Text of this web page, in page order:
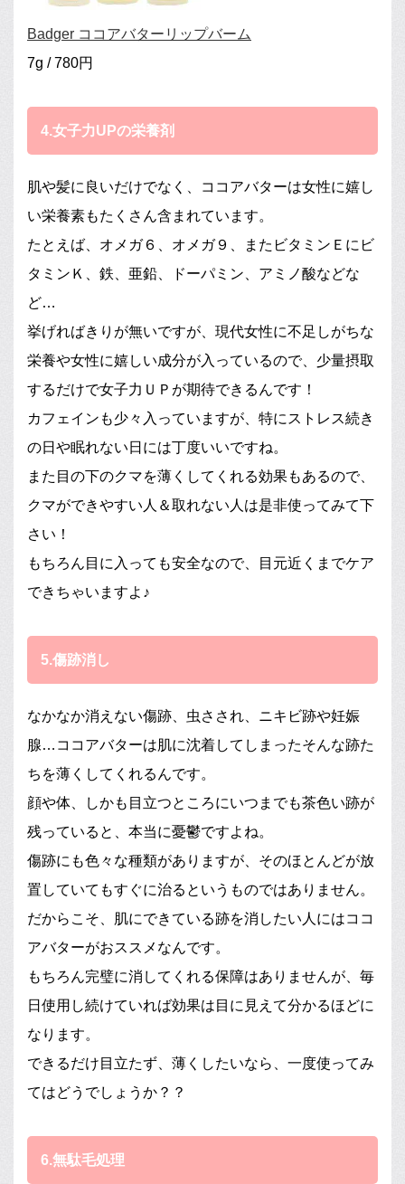
Badger ココアバターリップバーム
7g / 780円
4.女子力UPの栄養剤
肌や髪に良いだけでなく、ココアバターは女性に嬉し
い栄養素もたくさん含まれています。
たとえば、オメガ６、オメガ９、またビタミンＥにビ
タミンＫ、鉄、亜鉛、ドーパミン、アミノ酸などな
ど…
挙げればきりが無いですが、現代女性に不足しがちな
栄養や女性に嬉しい成分が入っているので、少量摂取
するだけで女子力ＵＰが期待できるんです！
カフェインも少々入っていますが、特にストレス続き
の日や眠れない日には丁度いいですね。
また目の下のクマを薄くしてくれる効果もあるので、
クマができやすい人＆取れない人は是非使ってみて下
さい！
もちろん目に入っても安全なので、目元近くまでケア
できちゃいますよ♪
5.傷跡消し
なかなか消えない傷跡、虫さされ、ニキビ跡や妊娠
腺…ココアバターは肌に沈着してしまったそんな跡た
ちを薄くしてくれるんです。
顔や体、しかも目立つところにいつまでも茶色い跡が
残っていると、本当に憂鬱ですよね。
傷跡にも色々な種類がありますが、そのほとんどが放
置していてもすぐに治るというものではありません。
だからこそ、肌にできている跡を消したい人にはココ
アバターがおススメなんです。
もちろん完璧に消してくれる保障はありませんが、毎
日使用し続けていれば効果は目に見えて分かるほどに
なります。
できるだけ目立たず、薄くしたいなら、一度使ってみ
てはどうでしょうか？？
6.無駄毛処理